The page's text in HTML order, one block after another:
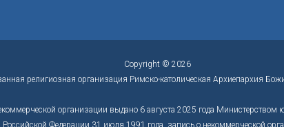
Copyright © 2026
религиозная организация Римско-католическая Архиепархия
организации выдано 6 августа 2025 года Министерством